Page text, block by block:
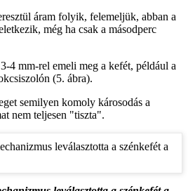
áram folyik, felemeljük, abban a
még ha csak a másodperc
4 mm-rel emeli meg a kefét, például a
(5. ábra).
semilyen komoly károsodás a
nem teljesen "tiszta".